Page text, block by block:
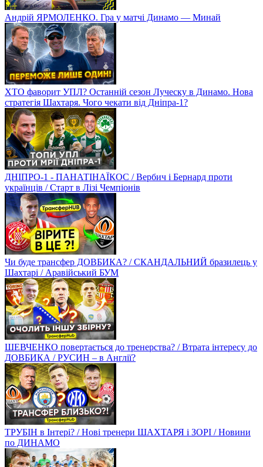
Андрій ЯРМОЛЕНКО. Гра у матчі Динамо — Минай
ХТО фаворит УПЛ? Останній сезон Луческу в Динамо. Нова
стратегія Шахтаря. Чого чекати від Дніпра-1?
ДНІПРО-1 - ПАНАТІНАЇКОС / Вербич і Бернард проти
українців / Старт в Лізі Чемпіонів
Чи буде трансфер ДОВБИКА? / СКАНДАЛЬНИЙ бразилець у
Шахтарі / Аравійський БУМ
ШЕВЧЕНКО повертається до тренерства? / Втрата інтересу до
ДОВБИКА / РУСИН – в Англії?
ТРУБІН в Інтері? / Нові тренери ШАХТАРЯ і ЗОРІ / Новини
по ДИНАМО